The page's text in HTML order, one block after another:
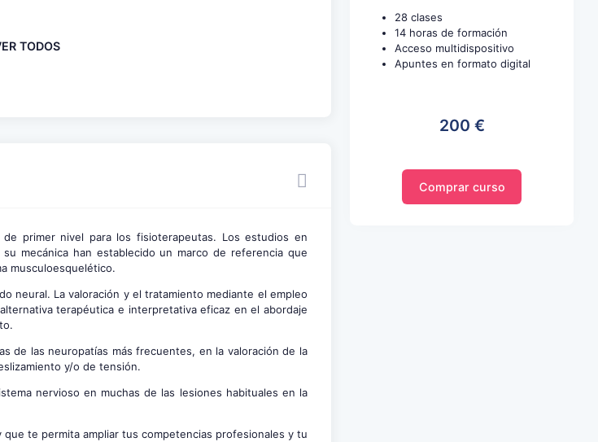
TODOS
primer nivel para los fisioterapeutas. Los estudios en
mecánica han establecido un marco de referencia que
musculoesquelético.
neural. La valoración y el tratamiento mediante el empleo
terapéutica e interpretativa eficaz en el abordaje
de las neuropatías más frecuentes, en la valoración de la
y/o de tensión.
nervioso en muchas de las lesiones habituales en la
te permita ampliar tus competencias profesionales y tu
28 clases
14 horas de formación
Acceso multidispositivo
Apuntes en formato digital
200 €
Comprar curso